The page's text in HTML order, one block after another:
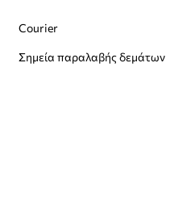
Courier
Σημεία παραλαβής δεμάτων